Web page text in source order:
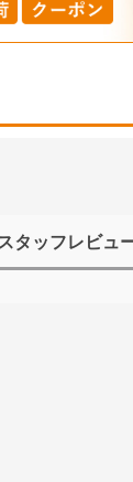
スタッフレビュ